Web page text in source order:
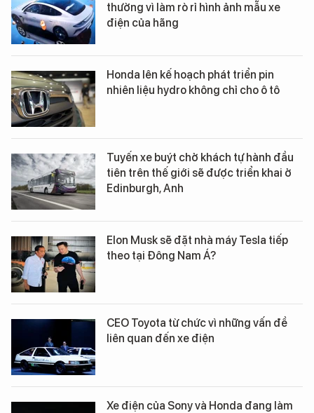
thường vì làm rò rỉ hình ảnh mẫu xe
điện của hãng
Honda lên kế hoạch phát triển pin
nhiên liệu hydro không chỉ cho ô tô
Tuyến xe buýt chở khách tự hành đầu
tiên trên thế giới sẽ được triển khai ở
Edinburgh, Anh
Elon Musk sẽ đặt nhà máy Tesla tiếp
theo tại Đông Nam Á?
CEO Toyota từ chức vì những vấn đề
liên quan đến xe điện
Xe điện của Sony và Honda đang làm